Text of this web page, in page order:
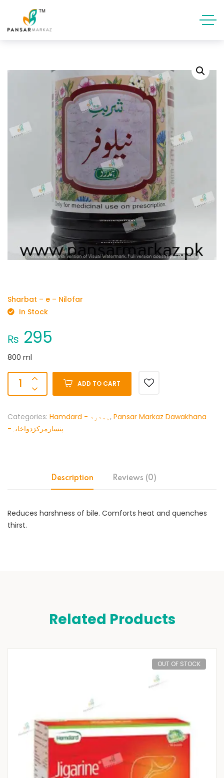
Sharbat – e – Nilofar
In Stock
₨ 295
800 ml
ADD TO CART
Categories: Hamdard - ہمدرد, Pansar Markaz Dawakhana
-پنسارمرکزدواخانہ
Description Reviews (0)
Reduces harshness of bile. Comforts heat and quenches
thirst.
Related Products
OUT OF STOCK